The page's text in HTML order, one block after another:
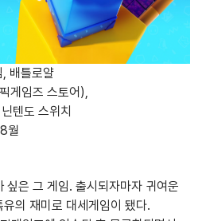
배틀로얄
게임즈 스토어),
닌텐도 스위치
월
싶은 그 게임. 출시되자마자 귀여운
의 재미로 대세게임이 됐다.